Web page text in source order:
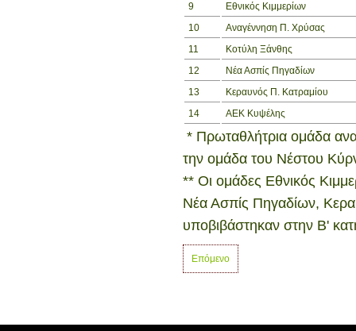
9
Εθνικός Κιμμερίων
10
Αναγέννηση Π. Χρύσας
11
Κοτύλη Ξάνθης
12
Νέα Ασπίς Πηγαδίων
13
Κεραυνός Π. Κατραμίου
14
ΑΕΚ Κυψέλης
* Πρωταθλήτρια ομάδα
την ομάδα του Νέστου
** Οι ομάδες Εθνικός
Νέα Ασπίς Πηγαδίων,
υποβιβάστηκαν στην Β'
Επόμενο